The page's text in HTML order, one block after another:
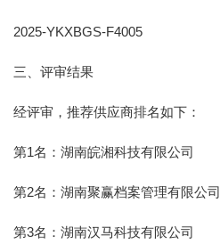
2025-YKXBGS-F4005
三、评审结果
经评审，推荐供应商排名如下：
第1名：湖南皖湘科技有限公司
第2名：湖南聚赢档案管理有限公司
第3名：湖南汉马科技有限公司